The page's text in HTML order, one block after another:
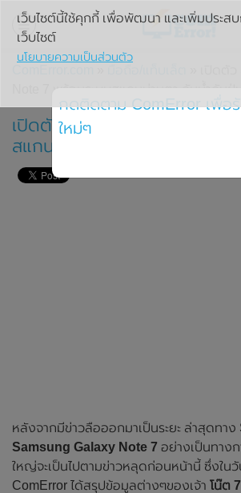
» เปิดตั
เปิดตัว Samsung Galaxy
สแกนม่านตา กันน้ำกันฝุ่น
หลังจากมีข่าวลือออกมาเป็นระยะ ล่าสุดทาง
Samsung Galaxy Note 7 อย่างเป็นทาง
ใหญ่จะเป็นไปตามข่าวหลุดก่อนหน้านี้ ซึ่งใน
ComError ได้สรุปข้อมูลต่างๆของเจ้า โน๊ต 7
เว็บไซต์นี้ใช้คุกกี้ เพื่อพัฒนา และเพิ่มประส
เว็บไซต์
นโยบายความเป็นส่วนตัว
กดติดตาม ComError เพื่อรั
ใหม่ๆ